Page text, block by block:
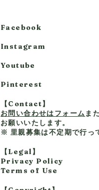
・収納ポケット付きで外出時の
サイズ（約）
・高さ：29.2 cm
・奥行き：45.7 cm
申し上げます。
国内在庫商品との違いについ
ートから直接輸入した商品
品保証・最新ロット・品質
るのが特徴です。
本物を選ぶ方へ
世界中のブリーダーやショ
お届けまで少しお時間をい
値を実感していただけるはず
・使用しないときは、風通しの
Facebook
Instagram
Youtube
Pinterest
【Contact】
お問い合わせはフォームま
お願いいたします。
※ 里親募集は不定期で行っ
【Legal】
Privacy Policy
Terms of Use